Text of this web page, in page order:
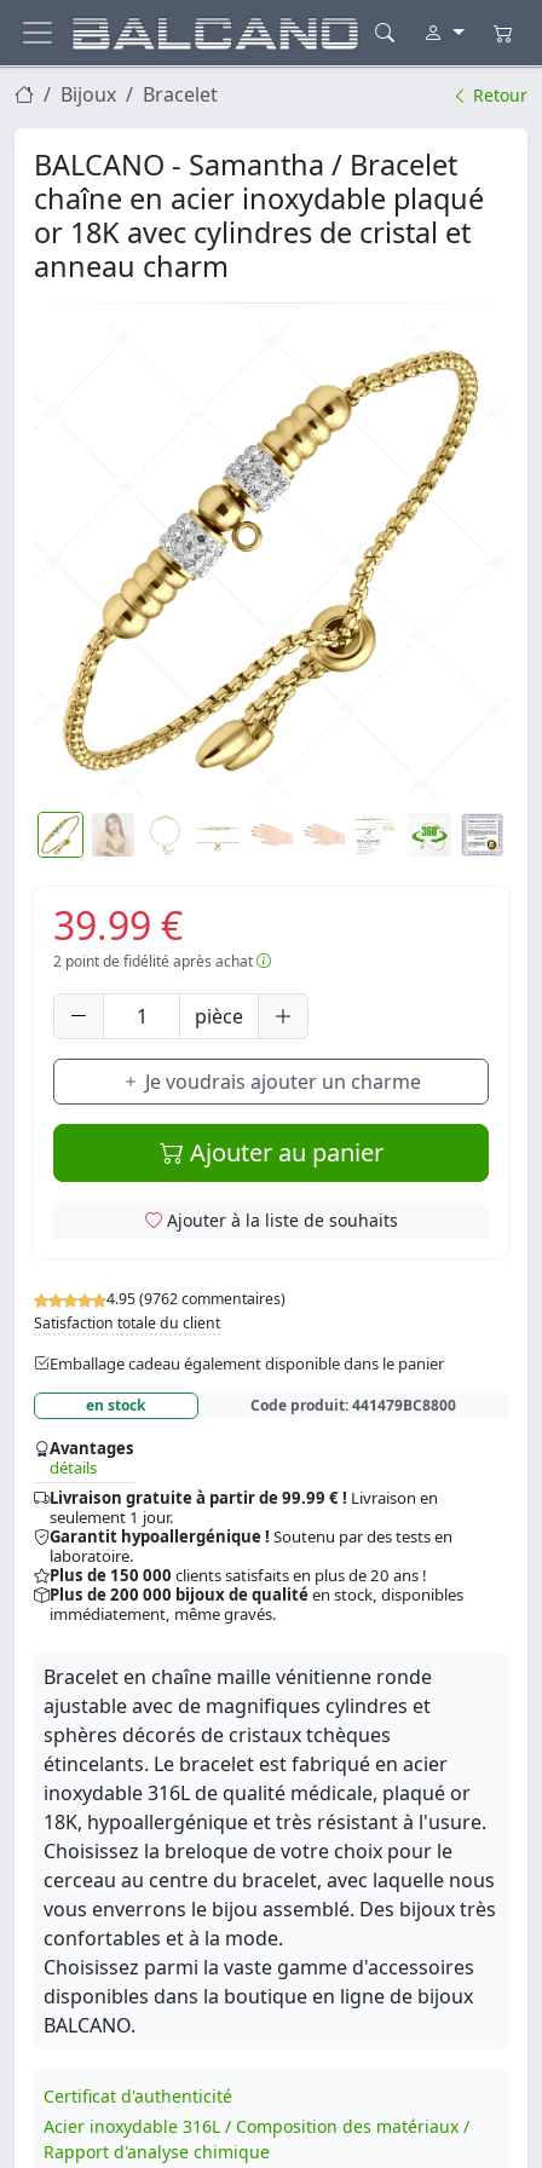
Bijoux Bracelet Retour
BALCANO - Samantha / Bracelet
chaîne en acier inoxydable plaqué
or 18K avec cylindres de cristal et
anneau charm
4.95 (9762 commentaires)
Satisfaction totale du client
Emballage cadeau également disponible dans le panier
en stock Code produit:441479BC8800
Avantages
détails
Livraison gratuite à partir de 99.99 € ! Livraison en
seulement 1 jour.
Garantit hypoallergénique ! Soutenu par des tests en
laboratoire.
Plus de 150 000 clients satisfaits en plus de 20 ans !
Plus de 200 000 bijoux de qualitéen stock, disponibles
immédiatement, même gravés.
39.99 €
2 point de fidélité après achat
pièce
Je voudrais ajouter un charme
Ajouter au panier
Ajouter à la liste de souhaits
Bracelet en chaîne maille vénitienne ronde
ajustable avec de magnifiques cylindres et
sphères décorés de cristaux tchèques
étincelants. Le bracelet est fabriqué en acier
inoxydable 316L de qualité médicale, plaqué or
18K, hypoallergénique et très résistant à l'usure.
Choisissez la breloque de votre choix pour le
cerceau au centre du bracelet, avec laquelle nous
vous enverrons le bijou assemblé. Des bijoux très
confortables et à la mode.
Choisissez parmi la vaste gamme d'accessoires
disponibles dans la boutique en ligne de bijoux
BALCANO.
Certificat d'authenticité
Acier inoxydable 316L / Composition des matériaux /
Rapport d'analyse chimique